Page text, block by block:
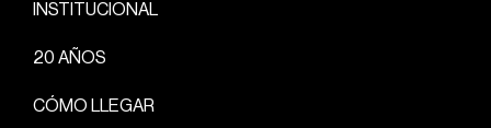
INSTITUCIONAL
20 AÑOS
CÓMO LLEGAR